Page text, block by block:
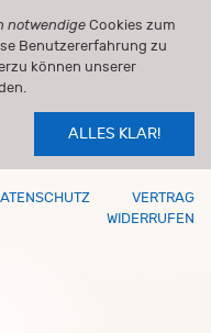
notwendige Cookies zum
Benutzererfahrung zu
können unserer
ALLES KLAR!
VERTRAG
WIDERRUFEN